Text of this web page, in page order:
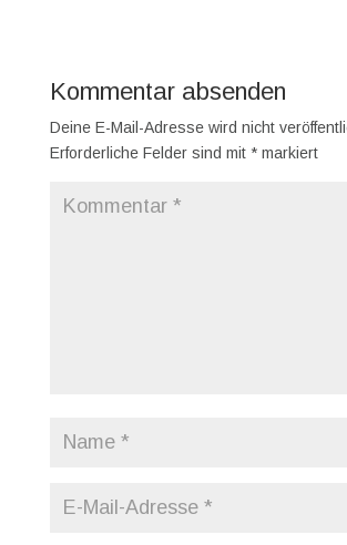
Kommentar absenden
Deine E-Mail-Adresse wird nicht
Erforderliche Felder sind mit *markiert